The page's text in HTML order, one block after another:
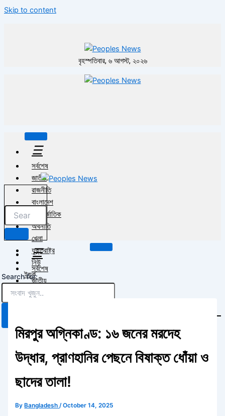
Skip to content
বৃহস্পতিবার, ৬ আগস্ট, ২০২৬
☰
সর্বশেষ
জাতীয়
রাজনীতি
বাংলাদেশ
আন্তর্জাতিক
অর্থনীতি
খেলা
যুক্তরাষ্ট্র
নিউ
ইয়র্ক
খবর
বাসা ভাড়া
ইমেগ্রেশন
বিনোদন
ভ্রমণ টিপস এবং গাইড
তথ্য প্রযুক্তি
শিক্ষাঙ্গন
☰
সর্বশেষ
জাতীয়
রাজনীতি
অর্থনীতি
খেলা
যুক্তরাষ্ট্র
নিউ ইয়র্ক
আরো খবর
বাসা ভাড়া
Search for:
মিরপুর অগ্নিকাণ্ড: ১৬ জনের মরদেহ
উদ্ধার, প্রাণহানির পেছনে বিষাক্ত ধোঁয়া ও
ছাদের তালা!
By Bangladesh/October 14, 2025